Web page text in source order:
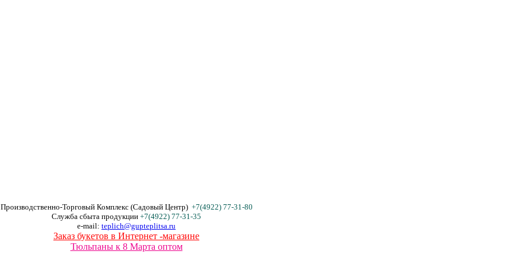
Производственно-Торговый Комплекс (Садовый Центр) +7(4922) 77-31-80
Служба сбыта продукции +7(4922) 77-31-35
e-mail: teplich@gupteplitsa.ru
Заказ букетов в Интернет -магазине
Тюльпаны к 8 Марта оптом